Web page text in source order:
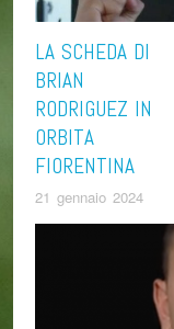
LA SCHEDA DI
BRIAN
RODRIGUEZ IN
ORBITA
FIORENTINA
21 gennaio 2024